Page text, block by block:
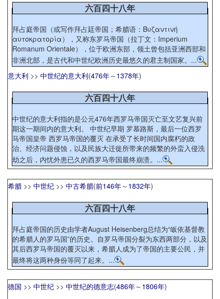
六百四十八年
拜占庭帝国（或写作拜占廷帝国；希腊语：Βυζαντινή
αυτοκρατορία），又称东罗马帝国（拉丁文：Imperium
Romanum Orientale），位于欧洲东部，领土曾包括亚洲西部和
非洲北部，是古代和中世纪欧洲历史最悠久的君主制国家。...
意大利 >> 中世纪的意大利(476年～ 1378年)
六百四十八年
中世纪的意大利指的是公元476年西罗马帝国灭亡至文艺复兴前
期这一期间内的意大利。 中世纪早期 罗慕路斯，最后一位西罗
马帝国皇帝 西罗马帝国的覆灭 在承受了长时间国内腐朽的政
治、经济问题侵蚀，以及民族大迁徙所带来的频繁的外蛮入侵洗
劫之后，内忧外患已久的西罗马帝国最终崩溃。...
希腊 >> 中世纪 >> 中古希腊(前146年～ 1832年)
六百四十八年
拜占庭帝国的历史由学者August Heisenberg总结为“皈依基督教
的希腊人的罗马国”的历史。自罗马帝国分裂为东西两部分，以及
其后西罗马帝国的覆灭以来，希腊人成为了帝国的主要公民，并
最终将这两种身份等同了起来。...
德国 >> 中世纪 >> 中世纪的德意志(486年～ 1806年)